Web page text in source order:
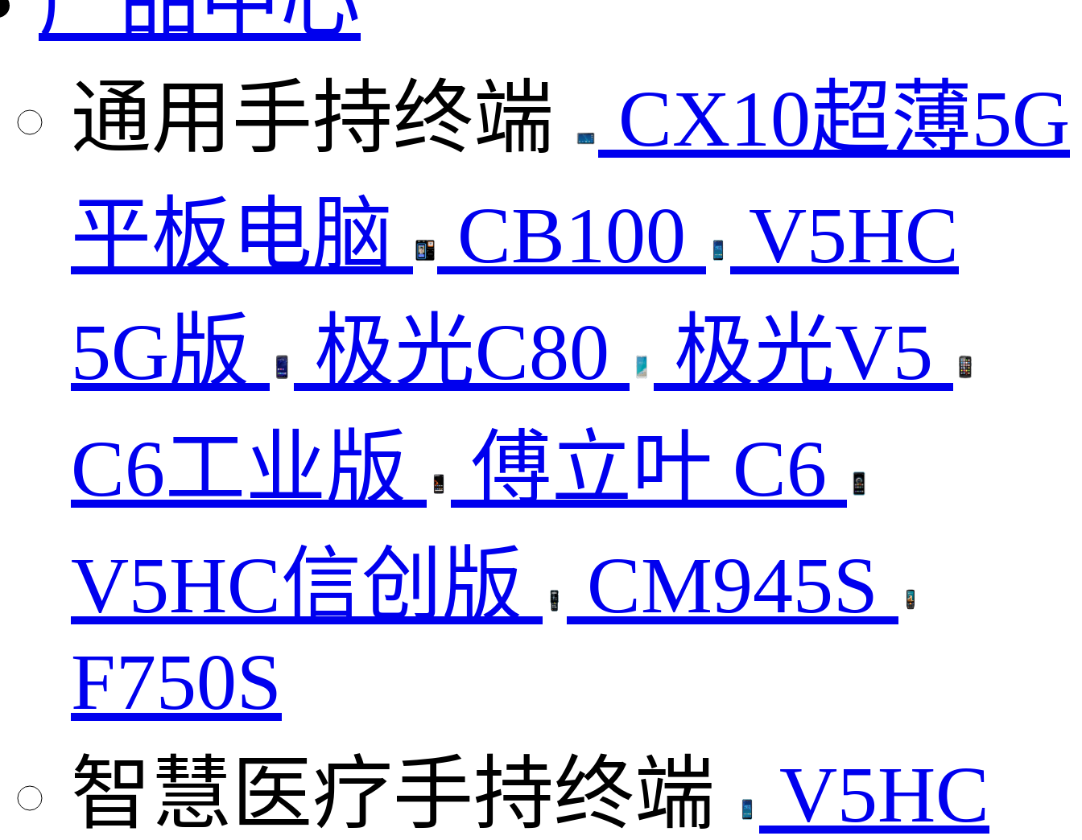
通用手持终端
CX10超薄5G
平板电脑
CB100
V5HC
5G版
极光C80
极光V5
C6工业版
傅立叶 C6
V5HC信创版
CM945S
F750S
智慧医疗手持终端
V5HC